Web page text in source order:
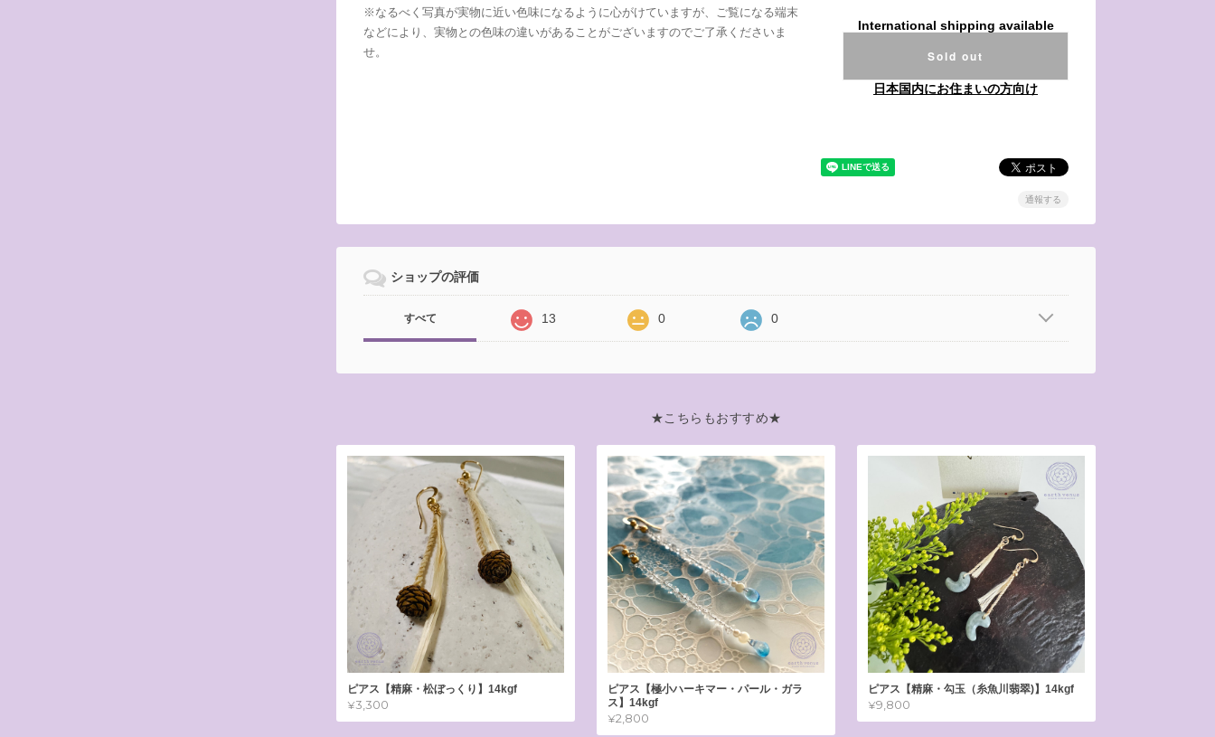
※なるべく写真が実物に近い色味になるように心がけていますが、ご覧になる端末
などにより、実物との色味の違いがあることがございますのでご了承くださいま
せ。
International shipping available
Sold out
日本国内にお住まいの方向け
通報する
ショップの評価
すべて 13 0 0
★こちらもおすすめ★
ピアス【精麻・松ぼっくり】14kgf
¥3,300
ピアス【極小ハーキマー・パール・ガラ
ス】14kgf
¥2,800
ピアス【精麻・勾玉（糸魚川翡翠)】14kgf
¥9,800